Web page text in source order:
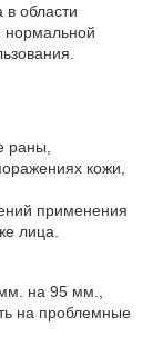
в области
нормальной
раны,
кожи,
применения
лица.
на 95 мм.,
на проблемные